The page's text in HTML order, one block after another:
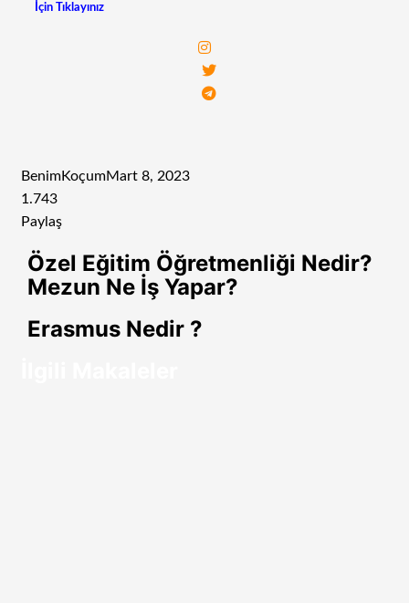
İçin Tıklayınız
BenimKoçumMart 8, 2023
1.743
Paylaş
Posta
ile
Özel Eğitim Öğretmenliği Nedir?
Mezun Ne İş Yapar?
Erasmus Nedir ?